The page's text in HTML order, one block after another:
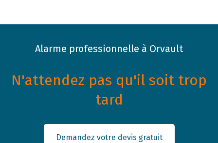
Alarme professionnelle à Orvault
N'attendez pas qu'il soit trop
tard
Demandez votre devis gratuit